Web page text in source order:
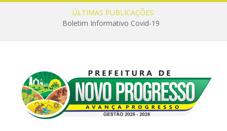
ÚLTIMAS PUBLICAÇÕES:
Boletim Informativo Covid-19